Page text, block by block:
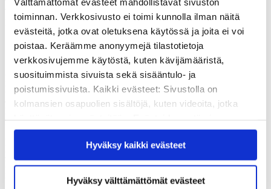
toiminnan. Verkkosivusto ei toimi kunnolla ilman näitä
evästeitä, jotka ovat oletuksena käytössä ja joita ei voi
poistaa. Keräämme anonyymejä tilastotietoja
verkkosivujemme käytöstä, kuten kävijämääristä,
suosituimmista sivuista sekä sisääntulo- ja
poistumissivuista. Kaikki evästeet: Sivustolla on
kolmansien osapuolien sisältöjä, kuten videoita, jotka
saattaa estää näiden sisältöjen näkymisen.
Hyväksymällä kaikki evästeet varmistat, että kaikki
sisältö on käytettävissäsi.
Hyväksy kaikki evästeet
Hyväksy välttämättömät evästeet
Hallituksen saavutettavuussuunnitelma
raivaa esteitä
Anne-Mari Souto
PääministeriSanna Marinin (sd.) hallitus lanseerasi kesällä 2021
korkeakoulutuksensaavutettavuussuunnitelman. Se raivaa tasa-
arvon ja yhdenvertaisuuden toteutumisen esteitä ja ongelmia
korkeakoulutuksessa vähemmistöihin kuuluvilta, kuten
maahanmuuttajilta, vammaisilta tai romaneilta.
Lotta Molander ja Anne-Mari Souto osoittavat, että työsarkaa riittää
yhä. Kun opiskelijajoukko on tulevaisuudessa yhä moninaisempi, on
kysyttävä, sulkevatko korkeakoulut markkinoinnillaan jonkin